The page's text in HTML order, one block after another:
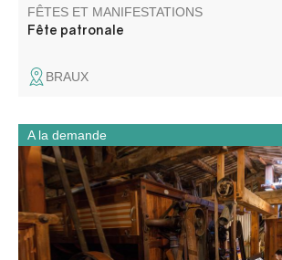
FÊTES ET MANIFESTATIONS
Fête patronale
BRAUX
Une journée associant patrimoine
du territoire.
A la demande